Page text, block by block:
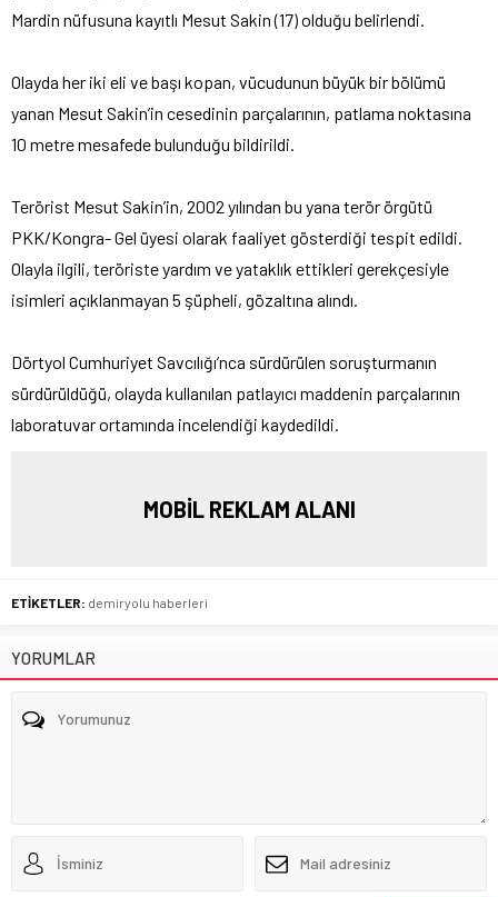
Mardin nüfusuna kayıtlı Mesut Sakin (17) olduğu belirlendi.
Olayda her iki eli ve başı kopan, vücudunun büyük bir bölümü
yanan Mesut Sakin’in cesedinin parçalarının, patlama noktasına
10 metre mesafede bulunduğu bildirildi.
Terörist Mesut Sakin’in, 2002 yılından bu yana terör örgütü
PKK/Kongra- Gel üyesi olarak faaliyet gösterdiği tespit edildi.
Olayla ilgili, teröriste yardım ve yataklık ettikleri gerekçesiyle
isimleri açıklanmayan 5 şüpheli, gözaltına alındı.
Dörtyol Cumhuriyet Savcılığı’nca sürdürülen soruşturmanın
sürdürüldüğü, olayda kullanılan patlayıcı maddenin parçalarının
laboratuvar ortamında incelendiği kaydedildi.
MOBİL REKLAM ALANI
ETİKETLER: demiryolu haberleri
YORUMLAR